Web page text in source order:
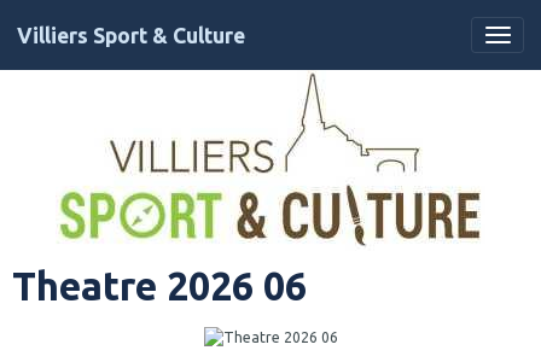
Villiers Sport & Culture
Theatre 2026 06